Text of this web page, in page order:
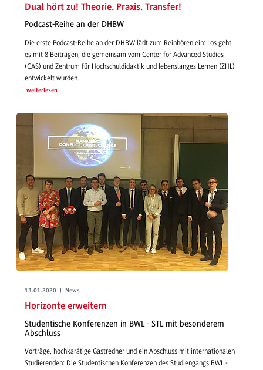
Dual hört zu! Theorie. Praxis. Transfer!
Podcast-Reihe an der DHBW
Die erste Podcast-Reihe an der DHBW lädt zum Reinhören ein: Los geht
es mit 8 Beiträgen, die gemeinsam vom Center for Advanced Studies
(CAS) und Zentrum für Hochschuldidaktik und lebenslanges Lernen (ZHL)
entwickelt wurden.
weiterlesen
13.01.2020 | News
Horizonte erweitern
Studentische Konferenzen in BWL - STL mit besonderem
Abschluss
Vorträge, hochkarätige Gastredner und ein Abschluss mit internationalen
Studierenden: Die Studentischen Konferenzen des Studiengangs BWL -